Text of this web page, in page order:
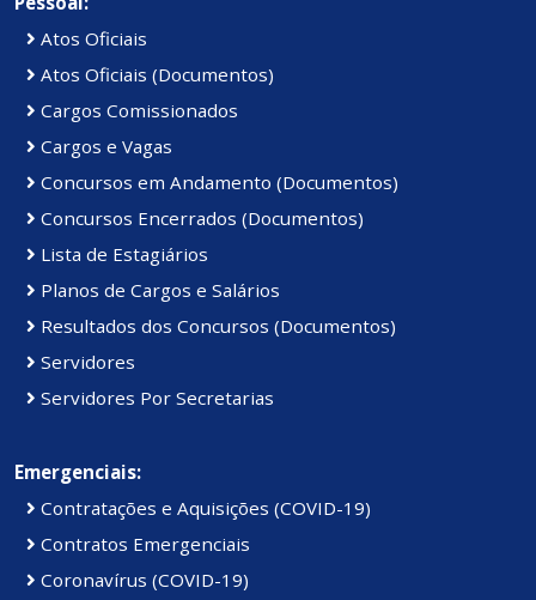
Atos Oficiais
Atos Oficiais (Documentos)
Cargos Comissionados
Cargos e Vagas
Concursos em Andamento (Documentos)
Concursos Encerrados (Documentos)
Lista de Estagiários
Planos de Cargos e Salários
Resultados dos Concursos (Documentos)
Servidores
Servidores Por Secretarias
Emergenciais:
Contratações e Aquisições (COVID-19)
Contratos Emergenciais
Coronavírus (COVID-19)